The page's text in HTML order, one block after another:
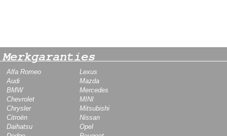
Merkgaranties
Alfa Romeo
Audi
BMW
Chevrolet
Chrysler
Citroën
Daihatsu
Lexus
Mazda
Mercedes
MINI
Mitsubishi
Nissan
Opel